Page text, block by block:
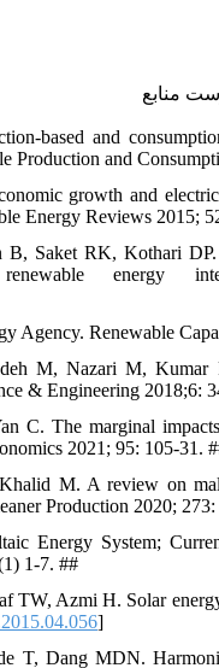
منابع
based and
Production and
growth and
Energy Reviews 2015;
Saket RK, Kothari
energy
Agency. Renewable
M, Nazari M,
& Engineering 2018;6:
C. The marginal
2021; 95: 105-31.
M. A review on
Production 2020;
Energy System;
1-7. ##
TW, Azmi H. Solar
]
T, Dang MDN.